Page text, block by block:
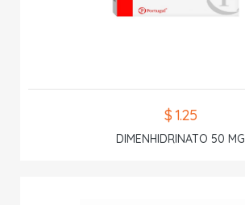
$ 1.25
DIMENHIDRINATO 50 MG